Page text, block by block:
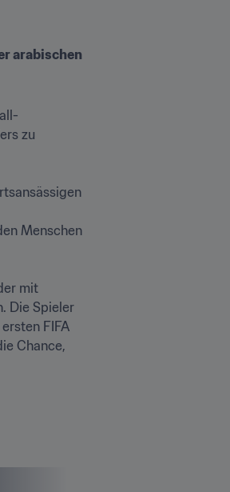
arabischen
zu
Menschen
mit
Die Spieler
FIFA
Chance,